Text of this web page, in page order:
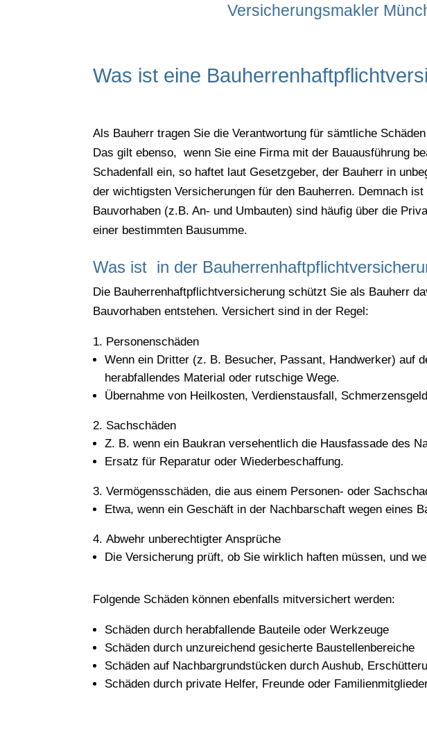
Versicherungsmakler
Was ist eine
Als Bauherr tragen Sie die Verantwortung für sämtliche
Das gilt ebenso, wenn Sie eine Firma mit der Bauausführung
Schadenfall ein, so haftet laut Gesetzgeber, der Bauherr in
der wichtigsten Versicherungen für den Bauherren. Demnach
Bauvorhaben (z.B. An- und Umbauten) sind häufig über die
einer bestimmten Bausumme.
Was ist in der
Die Bauherrenhaftpflichtversicherung schützt Sie als Bauherr
Bauvorhaben entstehen. Versichert sind in der Regel:
Personenschäden
Wenn ein Dritter (z. B. Besucher, Passant, Handwerker) auf
herabfallendes Material oder rutschige Wege.
Übernahme von Heilkosten, Verdienstausfall,
Sachschäden
Z. B. wenn ein Baukran versehentlich die Hausfassade des
Ersatz für Reparatur oder Wiederbeschaffung.
Vermögensschäden, die aus einem Personen- oder
Etwa, wenn ein Geschäft in der Nachbarschaft wegen eines
Abwehr unberechtigter Ansprüche
Die Versicherung prüft, ob Sie wirklich haften müssen, und
Folgende Schäden können ebenfalls mitversichert werden:
Schäden durch herabfallende Bauteile oder Werkzeuge
Schäden durch unzureichend gesicherte Baustellenbereiche
Schäden auf Nachbargrundstücken durch Aushub,
Schäden durch private Helfer, Freunde oder